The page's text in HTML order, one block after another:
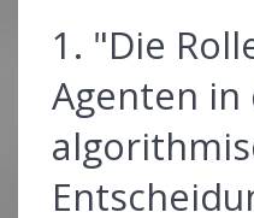
1. "Die
Agenten in